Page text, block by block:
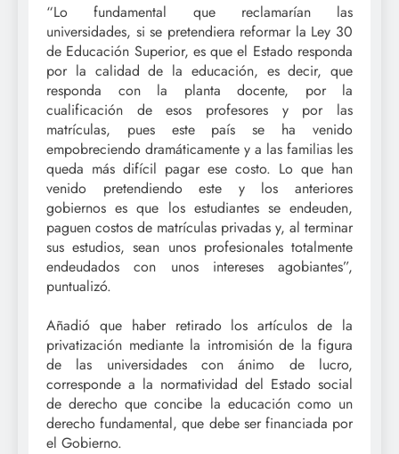
“Lo fundamental que reclamarían las
universidades, si se pretendiera reformar la Ley 30
de Educación Superior, es que el Estado responda
por la calidad de la educación, es decir, que
responda con la planta docente, por la
cualificación de esos profesores y por las
matrículas, pues este país se ha venido
empobreciendo dramáticamente y a las familias les
queda más difícil pagar ese costo. Lo que han
venido pretendiendo este y los anteriores
gobiernos es que los estudiantes se endeuden,
paguen costos de matrículas privadas y, al terminar
sus estudios, sean unos profesionales totalmente
endeudados con unos intereses agobiantes”,
puntualizó.
Añadió que haber retirado los artículos de la
privatización mediante la intromisión de la figura
de las universidades con ánimo de lucro,
corresponde a la normatividad del Estado social
de derecho que concibe la educación como un
derecho fundamental, que debe ser financiada por
el Gobierno.